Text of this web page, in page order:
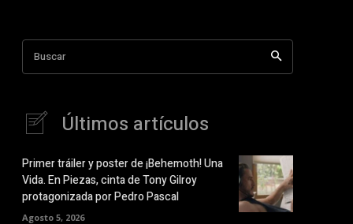
Buscar
Últimos artículos
Primer tráiler y poster de ¡Behemoth! Una
Vida. En Piezas, cinta de Tony Gilroy
protagonizada por Pedro Pascal
Agosto 5, 2026